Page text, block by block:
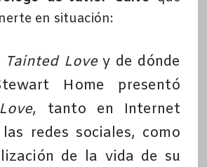
en situación:
Tainted Lovey de dónde
Home presentó
, tanto en Internet
redes sociales, como
de la vida de su